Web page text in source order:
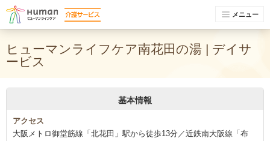
メニュー
ヒューマンライフケア南花田の湯 | デイサ
ービス
基本情報
アクセス
大阪メトロ御堂筋線「北花田」駅から徒歩13分／近鉄南大阪線「布